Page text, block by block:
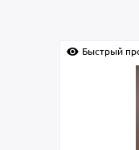
Быстрый просмотр